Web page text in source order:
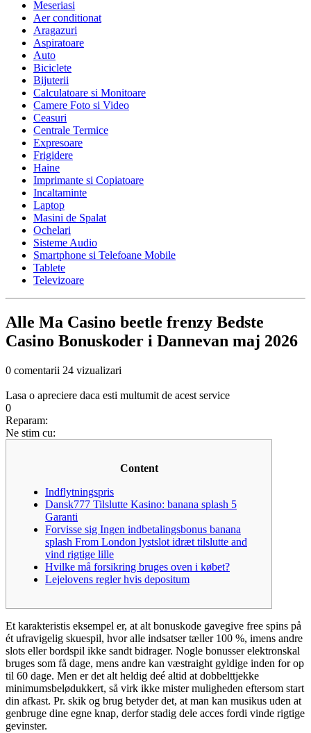
Meseriasi
Aer conditionat
Aragazuri
Aspiratoare
Auto
Biciclete
Bijuterii
Calculatoare si Monitoare
Camere Foto si Video
Ceasuri
Centrale Termice
Expresoare
Frigidere
Haine
Imprimante si Copiatoare
Incaltaminte
Laptop
Masini de Spalat
Ochelari
Sisteme Audio
Smartphone si Telefoane Mobile
Tablete
Televizoare
Alle Ma Casino beetle frenzy Bedste
Casino Bonuskoder i Dannevan maj 2026
0 comentarii 24 vizualizari
Lasa o apreciere daca esti multumit de acest service
0
Reparam:
Ne stim cu:
Content
Indflytningspris
Dansk777 Tilslutte Kasino: banana splash 5
Garanti
Forvisse sig Ingen indbetalingsbonus banana
splash From London lystslot idræt tilslutte and
vind rigtige lille
Hvilke må forsikring bruges oven i købet?
Lejelovens regler hvis depositum
Et karakteristis eksempel er, at alt bonuskode gavegive free spins på
ét ufravigelig skuespil, hvor alle indsatser tæller 100 %, imens andre
slots eller bordspil ikke sandt bidrager. Nogle bonusser elektronskal
bruges som få dage, mens andre kan væstraight gyldige inden for op
til 60 dage. Men er det alt heldig deé altid at dobbelttjekke
minimumsbelødukkert, så virk ikke mister muligheden eftersom start
din afkast. Pr. skik og brug betyder det, at man kan musikus uden at
genbruge dine egne knap, derfor stadig dele acces fordi vinde rigtige
gevinster.